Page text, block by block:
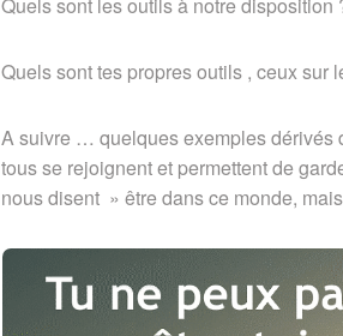
Quels sont tes propres outils , ceux sur
A suivre … quelques exemples dérivés
tous se rejoignent et permettent de
nous disent » être dans ce monde,